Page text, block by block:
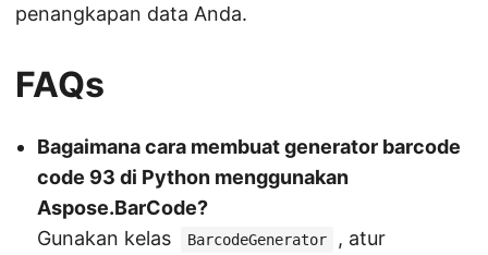
penangkapan data Anda.
FAQs
Bagaimana cara membuat generator barcode
code 93 di Python menggunakan
Aspose.BarCode?
Gunakan kelas
BarcodeGenerator , atur